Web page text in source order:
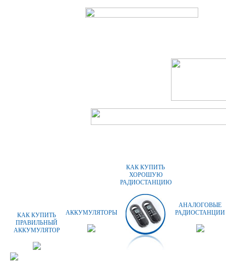
КАК КУПИТЬ
ПРАВИЛЬНЫЙ
АККУМУЛЯТОР
АККУМУЛЯТОРЫ
КАК КУПИТЬ
ХОРОШУЮ
РАДИОСТАНЦИЮ
АНАЛОГОВЫЕ
РАДИОСТАНЦИИ